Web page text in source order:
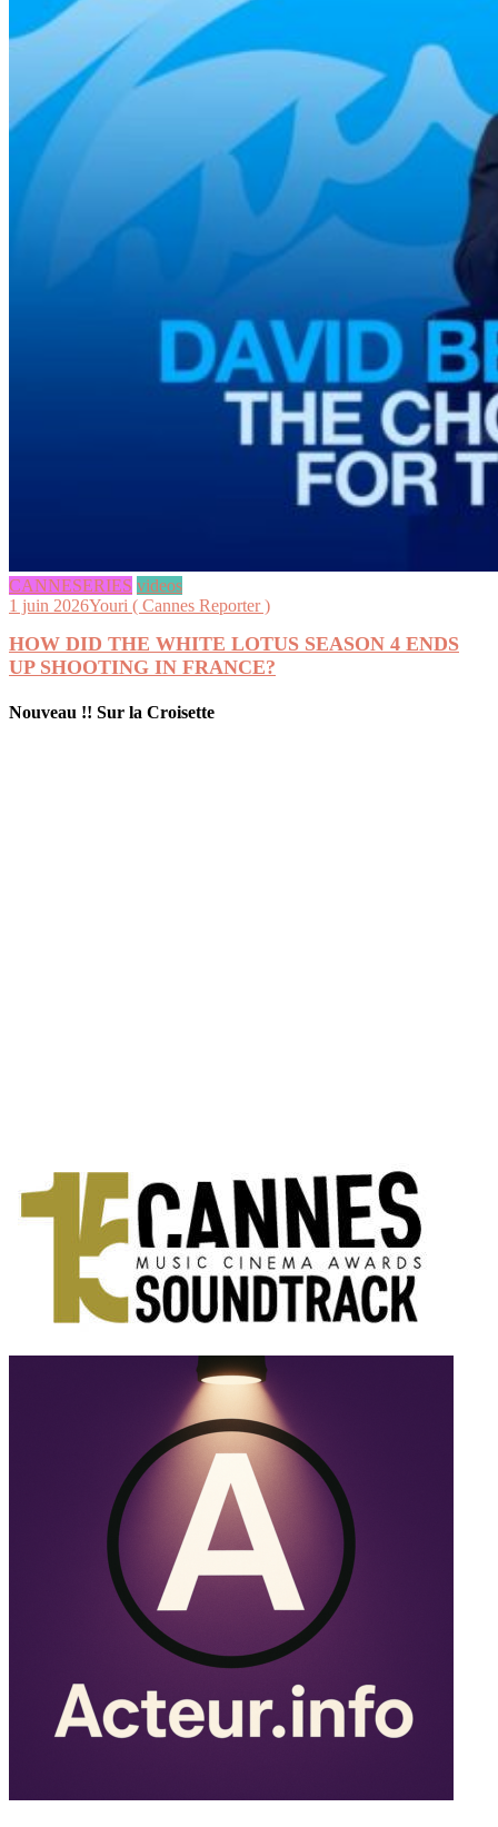
CANNESERIES videos
1 juin 2026Youri ( Cannes Reporter )
HOW DID THE WHITE LOTUS SEASON 4 ENDS
UP SHOOTING IN FRANCE?
Nouveau !! Sur la Croisette